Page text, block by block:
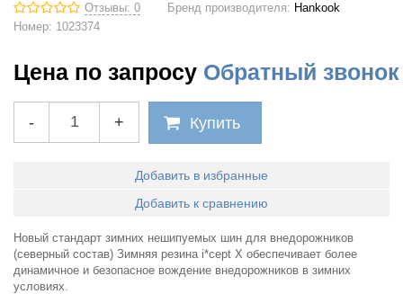
Отзывы: 0 Бренд производителя: Hankook
Номер: 1023374
Цена по запросу Обратный звонок
- + Купить
Добавить в избранные
Добавить к сравнению
Новый стандарт зимних нешипуемых шин для внедорожников
(северный состав) Зимняя резина i*cept X обеспечивает более
динамичное и безопасное вождение внедорожников в зимних
условиях.